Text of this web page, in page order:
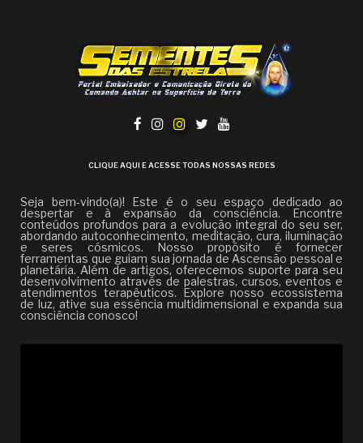
CLIQUE AQUI E ACESSE TODAS NOSSAS REDES
Seja bem-vindo(a)! Este é o seu espaço dedicado ao
despertar e à expansão da consciência. Encontre
conteúdos profundos para a evolução integral do seu ser,
abordando autoconhecimento, meditação, cura, iluminação
e seres cósmicos. Nosso propósito é fornecer
ferramentas que guiam sua jornada de Ascensão pessoal e
planetária. Além de artigos, oferecemos suporte para seu
desenvolvimento através de palestras, cursos, eventos e
atendimentos terapêuticos. Explore nosso ecossistema
de luz, ative sua essência multidimensional e expanda sua
consciência conosco!